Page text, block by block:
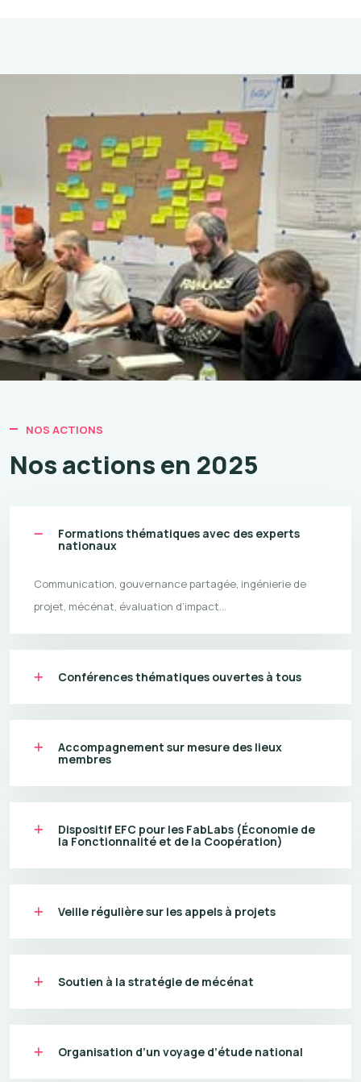
NOS ACTIONS
Nos actions en 2025
Formations thématiques avec des experts
nationaux
Communication, gouvernance partagée, ingénierie de
projet, mécénat, évaluation d’impact…
Conférences thématiques ouvertes à tous
Accompagnement sur mesure des lieux
membres
Dispositif EFC pour les FabLabs (Économie de
la Fonctionnalité et de la Coopération)
Veille régulière sur les appels à projets
Soutien à la stratégie de mécénat
Organisation d’un voyage d’étude national